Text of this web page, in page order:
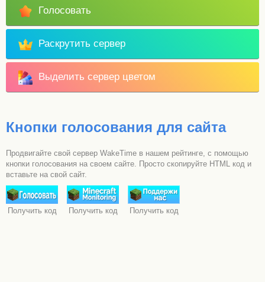
Голосовать
Раскрутить сервер
Выделить сервер цветом
Кнопки голосования для сайта
Продвигайте свой сервер WakeTime в нашем рейтинге, с помощью
кнопки голосования на своем сайте. Просто скопируйте HTML код и
вставьте на свой сайт.
Получить код Получить код Получить код